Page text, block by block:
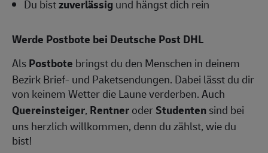
Du bistzuverlässigund hängst dich rein
Werde Postbote bei Deutsche Post DHL
AlsPostbote bringst du den Menschen in deinem
Bezirk Brief- und Paketsendungen. Dabei lässt du dir
von keinem Wetter die Laune verderben. Auch
Quereinsteiger, RentneroderStudentensind bei
uns herzlich willkommen, denn du zählst, wie du
bist!